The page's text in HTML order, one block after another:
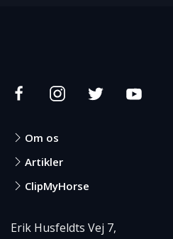
Om os
Artikler
ClipMyHorse
Erik Husfeldts Vej 7,